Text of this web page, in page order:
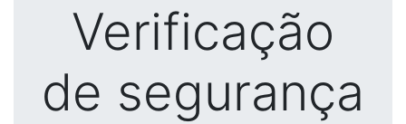
Verificação
de segurança